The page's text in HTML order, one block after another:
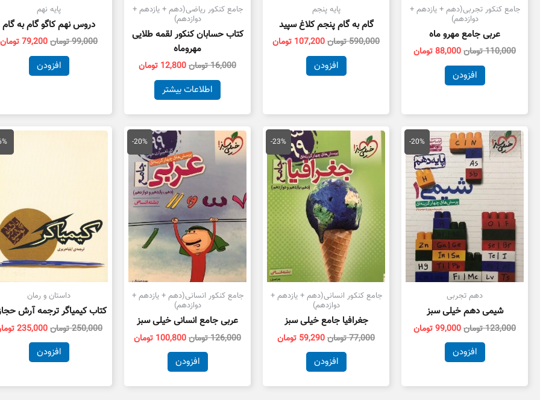
جامع کنکور تجربی(دهم + یازدهم +
دوازدهم)
عربی جامع مهرو ماه
110,000تومان88,000تومان
افزودن
پایه پنجم
گام به گام پنجم کلاغ سپید
590,000تومان107,200 تومان
افزودن
جامع کنکور ریاضی(دهم + یازدهم +
دوازدهم)
کتاب حسابان کنکور لقمه طلایی
مهروماه
16,000تومان12,800 تومان
اطلاعات بیشتر
پایه نهم
دروس نهم کاگو گام به گام
99,000تومان79,200تومان
افزودن
-20%
دهم تجربی
شیمی دهم خیلی سبز
123,000تومان
قیمت
اصلی
123,000 تومان
بود.
99,000تومان
قیمت
فعلی
99,000 تومان
است.
افزودن
-23%
جامع کنکور انسانی(دهم + یازدهم +
دوازدهم)
جغرافیا جامع خیلی سبز
77,000تومان
قیمت
اصلی
77,000 تومان
بود.
59,290 تومان
قیمت
فعلی
59,290 تومان
است.
افزودن
-20%
جامع کنکور انسانی(دهم + یازدهم +
دوازدهم)
عربی جامع انسانی خیلی سبز
126,000تومان
قیمت
اصلی
126,000 تومان
بود.
100,800 تومان
قیمت
فعلی
افزودن
داستان و رمان
کتاب کیمیاگر ترجمه آرش
250,000تومان
قیمت
250,000
235,000
افزودن